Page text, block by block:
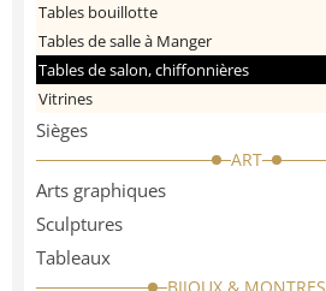
Tables bouillotte
Tables de salle à Manger
Tables de salon, chiffonnières
Vitrines
Sièges
ART
Arts graphiques
Sculptures
Tableaux